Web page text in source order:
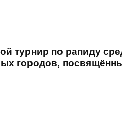
турнир по рапиду
городов,